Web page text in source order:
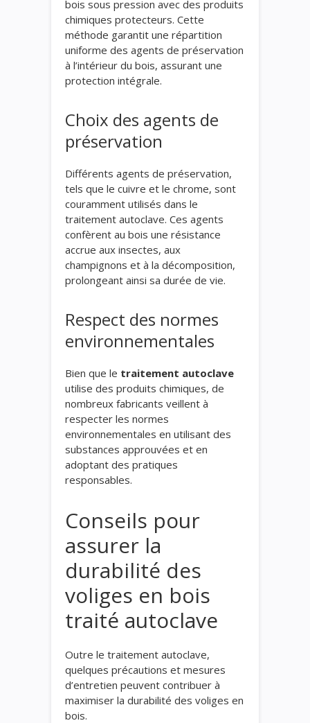
bois sous pression avec des produits
chimiques protecteurs. Cette
méthode garantit une répartition
uniforme des agents de préservation
à l’intérieur du bois, assurant une
protection intégrale.
Choix des agents de
préservation
Différents agents de préservation,
tels que le cuivre et le chrome, sont
couramment utilisés dans le
traitement autoclave. Ces agents
confèrent au bois une résistance
accrue aux insectes, aux
champignons et à la décomposition,
prolongeant ainsi sa durée de vie.
Respect des normes
environnementales
Bien que le traitement autoclave
utilise des produits chimiques, de
nombreux fabricants veillent à
respecter les normes
environnementales en utilisant des
substances approuvées et en
adoptant des pratiques
responsables.
Conseils pour
assurer la
durabilité des
voliges en bois
traité autoclave
Outre le traitement autoclave,
quelques précautions et mesures
d’entretien peuvent contribuer à
maximiser la durabilité des voliges en
bois.